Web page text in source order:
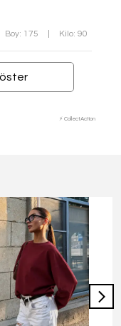
Boy: 175 Kilo: 90
⚡ CollectAction